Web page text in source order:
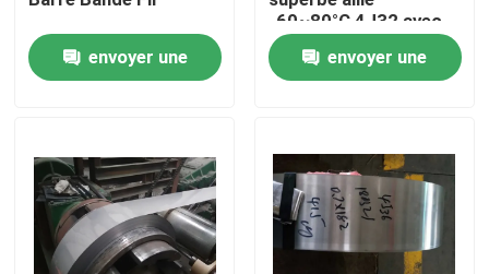
Produits
Vidéos
envoyer une
-60~80°C 4J32 avec
du manganèse
0.20~0.60envoyer une